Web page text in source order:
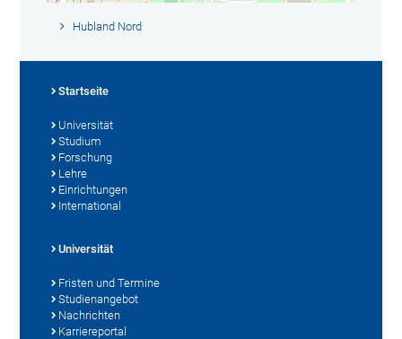
Hubland Nord
Startseite
Universität
Studium
Forschung
Lehre
Einrichtungen
International
Universität
Fristen und Termine
Studienangebot
Nachrichten
Karriereportal